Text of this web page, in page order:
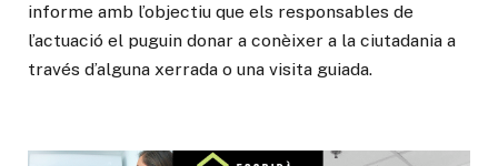
informe amb l’objectiu que els responsables de
l’actuació el puguin donar a conèixer a la ciutadania a
través d’alguna xerrada o una visita guiada.